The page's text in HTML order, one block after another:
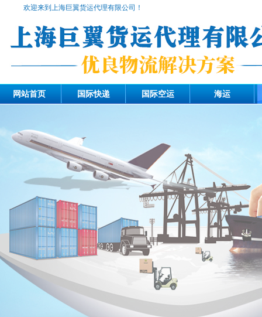
欢迎来到上海巨翼货运代理有限公司！
网站首页 国际快递 国际空运 海运